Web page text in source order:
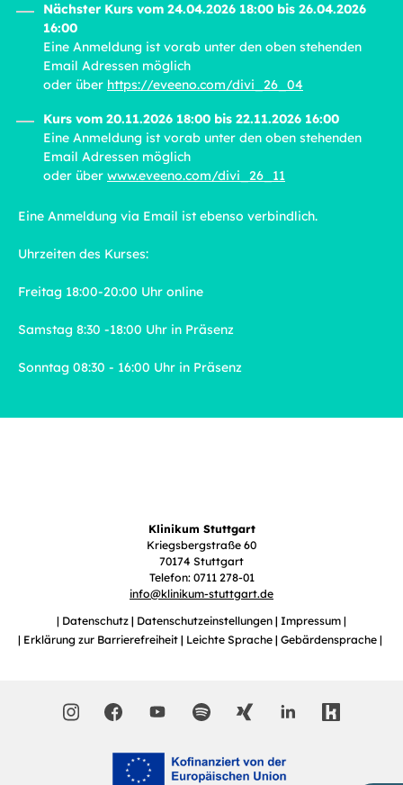
Nächster Kurs vom 24.04.2026 18:00 bis 26.04.2026
16:00
Eine Anmeldung ist vorab unter den oben stehenden
Email Adressen möglich
oder über https://eveeno.com/divi_26_04
Kurs vom 20.11.2026 18:00 bis 22.11.2026 16:00
Eine Anmeldung ist vorab unter den oben stehenden
Email Adressen möglich
oder über www.eveeno.com/divi_26_11
Eine Anmeldung via Email ist ebenso verbindlich.
Uhrzeiten des Kurses:
Freitag 18:00-20:00 Uhr online
Samstag 8:30 -18:00 Uhr in Präsenz
Sonntag 08:30 - 16:00 Uhr in Präsenz
Klinikum Stuttgart
Kriegsbergstraße 60
70174 Stuttgart
Telefon: 0711 278-01
info@klinikum-stuttgart.de
Datenschutz
Datenschutzeinstellungen Impressum
Erklärung zur Barrierefreiheit
Leichte Sprache Gebärdensprache